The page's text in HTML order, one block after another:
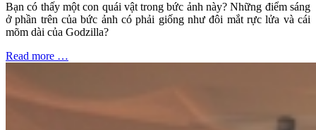
Bạn có thấy một con quái vật trong bức ảnh này? Những điểm sáng
ở phần trên của bức ảnh có phải giống như đôi mắt rực lửa và cái
mõm dài của Godzilla?
Read more …